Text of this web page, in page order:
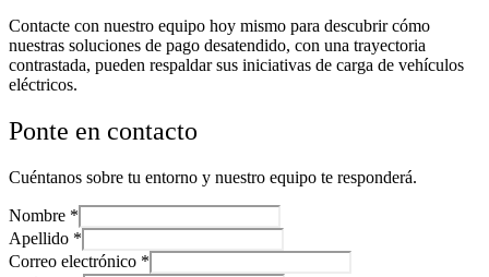
Contacte con nuestro equipo hoy mismo para descubrir cómo
nuestras soluciones de pago desatendido, con una trayectoria
contrastada, pueden respaldar sus iniciativas de carga de vehículos
eléctricos.
Ponte en contacto
Cuéntanos sobre tu entorno y nuestro equipo te responderá.
Nombre *
Apellido *
Correo electrónico *